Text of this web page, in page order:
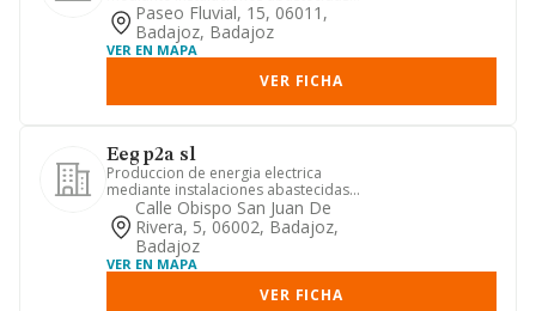
por recursos o fuentes de energi...
Paseo Fluvial, 15, 06011,
Badajoz, Badajoz
VER EN MAPA
VER FICHA
Eeg p2a sl
Produccion de energia electrica
mediante instalaciones abastecidas
por recursos o fuentes de energi...
Calle Obispo San Juan De
Rivera, 5, 06002, Badajoz,
Badajoz
VER EN MAPA
VER FICHA